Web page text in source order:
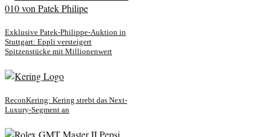
Exklusive Patek-Philippe-Auktion in
Stuttgart: Eppli versteigert
Spitzenstücke mit Millionenwert
ReconKering: Kering strebt das Next-
Luxury-Segment an